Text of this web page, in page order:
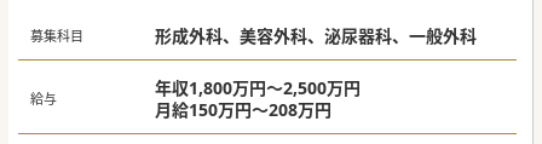
#年度内入職可 #秋入職可
募集科目 形成外科、美容外科、泌尿器科、一般外科
給与
年収1,800万円～2,500万円
月給150万円～208万円